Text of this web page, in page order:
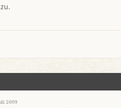
2009